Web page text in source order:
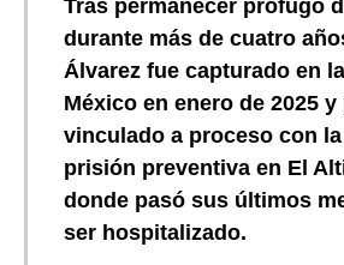
Tras permanecer prófugo
durante más de cuatro
Álvarez fue capturado en
México en enero de 2025
vinculado a proceso con
prisión preventiva en El
donde pasó sus últimos
ser hospitalizado.